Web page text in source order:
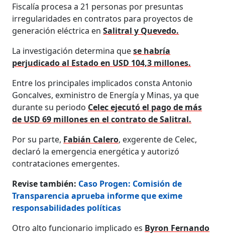
Fiscalía procesa a 21 personas por presuntas
irregularidades en contratos para proyectos de
generación eléctrica enSalitral y Quevedo.
La investigación determina quese habría
perjudicado al Estado en USD 104,3 millones.
Entre los principales implicados consta Antonio
Goncalves, exministro de Energía y Minas, ya que
durante su periodo Celec ejecutó el pago de más
de USD 69 millones en el contrato de Salitral.
Por su parte, Fabián Calero, exgerente de Celec,
declaró la emergencia energética y autorizó
contrataciones emergentes.
Revise también: Caso Progen: Comisión de
Transparencia aprueba informe que exime
responsabilidades políticas
Otro alto funcionario implicado es Byron Fernando